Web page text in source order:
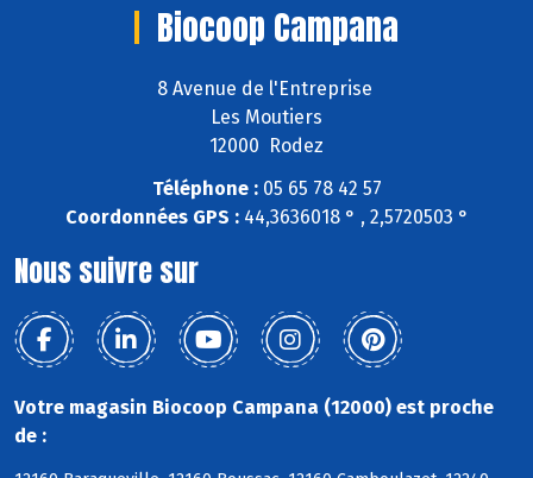
Biocoop Campana
8 Avenue de l'Entreprise
Les Moutiers
12000 Rodez
Téléphone :05 65 78 42 57
Coordonnées GPS :44,3636018 ° , 2,5720503 °
Nous suivre sur
Votre magasin Biocoop Campana (12000) est proche
de :